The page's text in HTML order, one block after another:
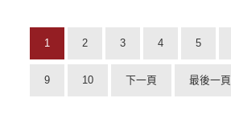
1 2 3 4 5
9 10 下一頁 最後一頁